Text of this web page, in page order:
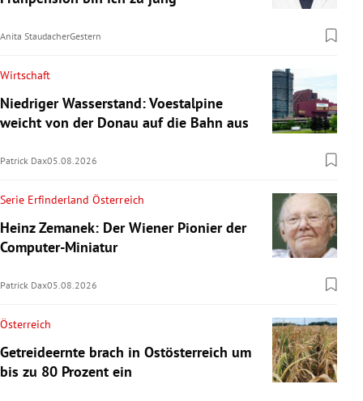
Anita StaudacherGestern
Wirtschaft
Niedriger Wasserstand: Voestalpine
weicht von der Donau auf die Bahn aus
Patrick Dax05.08.2026
Serie Erfinderland Österreich
Heinz Zemanek: Der Wiener Pionier der
Computer-Miniatur
Patrick Dax05.08.2026
Österreich
Getreideernte brach in Ostösterreich um
bis zu 80 Prozent ein